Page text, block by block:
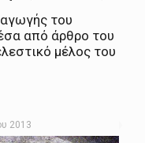
του
από άρθρο του
μέλος του
2013